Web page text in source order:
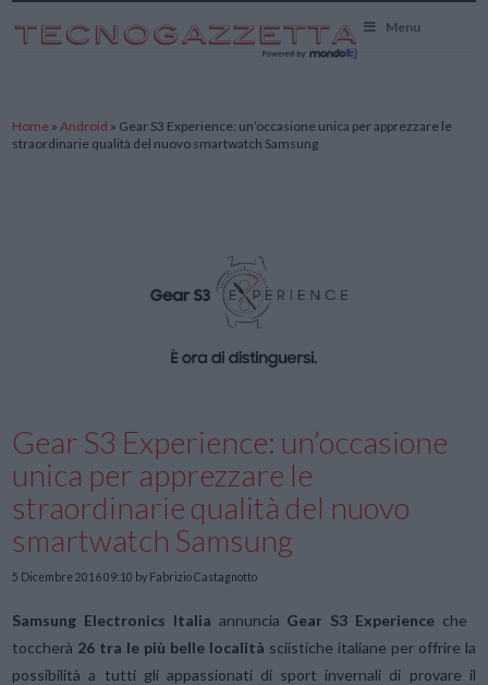
Menu
Home »Android » Gear S3 Experience: un’occasione unica per apprezzare le
straordinarie qualità del nuovo smartwatch Samsung
Gear S3 Experience: un’occasione
unica per apprezzare le
straordinarie qualità del nuovo
smartwatch Samsung
5 Dicembre 2016 09:10 by Fabrizio Castagnotto
Samsung Electronics Italia annuncia Gear S3 Experience che
toccherà 26 tra le più belle località sciistiche italiane per offrire la
possibilità a tutti gli appassionati di sport invernali di provare il